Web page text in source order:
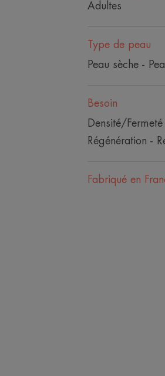
Adultes
Type de peau
Peau sèche -
Besoin
Densité/
Régénération -
Fabriqué en